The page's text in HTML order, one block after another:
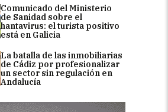
Comunicado del Ministerio
de Sanidad sobre el
hantavirus: el turista positivo
está en Galicia
La batalla de las inmobiliarias
de Cádiz por profesionalizar
un sector sin regulación en
Andalucía